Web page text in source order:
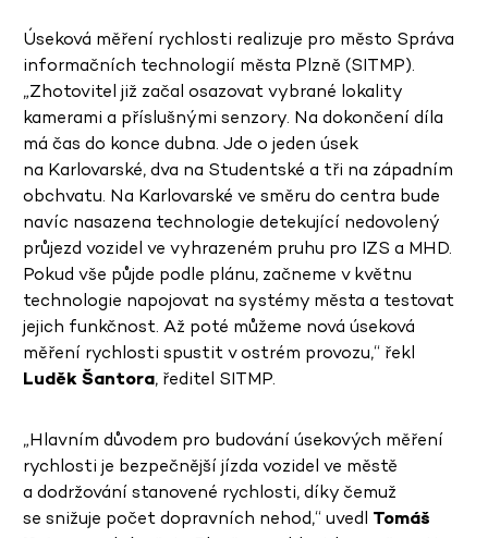
Úseková měření rychlosti realizuje pro město Správa
informačních technologií města Plzně (SITMP).
„Zhotovitel již začal osazovat vybrané lokality
kamerami a příslušnými senzory. Na dokončení díla
má čas do konce dubna. Jde o jeden úsek
na Karlovarské, dva na Studentské a tři na západním
obchvatu. Na Karlovarské ve směru do centra bude
navíc nasazena technologie detekující nedovolený
průjezd vozidel ve vyhrazeném pruhu pro IZS a MHD.
Pokud vše půjde podle plánu, začneme v květnu
technologie napojovat na systémy města a testovat
jejich funkčnost. Až poté můžeme nová úseková
měření rychlosti spustit v ostrém provozu,“ řekl
Luděk Šantora, ředitel SITMP.
„Hlavním důvodem pro budování úsekových měření
rychlosti je bezpečnější jízda vozidel ve městě
a dodržování stanovené rychlosti, díky čemuž
se snižuje počet dopravních nehod,“ uvedl Tomáš